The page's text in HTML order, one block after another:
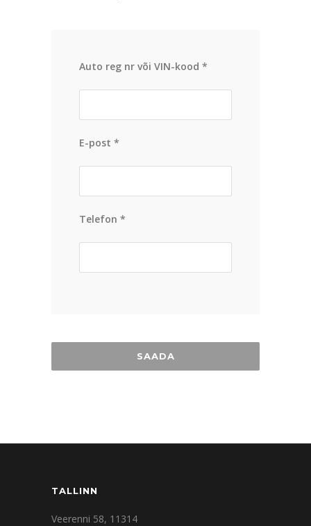
Auto reg nr või VIN-kood *
E-post *
Telefon *
TALLINN
Veerenni 58, 11314